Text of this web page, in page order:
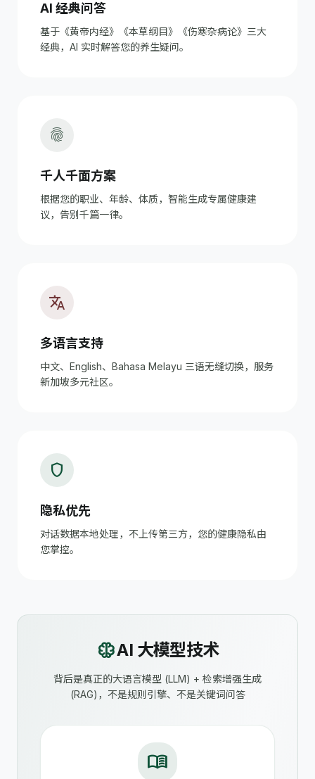
AI 经典问答
基于《黄帝内经》《本草纲目》《伤寒杂病论》三大
经典，AI 实时解答您的养生疑问。
fingerprint
千人千面方案
根据您的职业、年龄、体质，智能生成专属健康建
议，告别千篇一律。
translate
多语言支持
中文、English、Bahasa Melayu 三语无缝切换，服务
新加坡多元社区。
shield
隐私优先
对话数据本地处理，不上传第三方，您的健康隐私由
您掌控。
neurologyAI 大模型技术
背后是真正的大语言模型 (LLM) + 检索增强生成
(RAG)，不是规则引擎、不是关键词问答
menu_book